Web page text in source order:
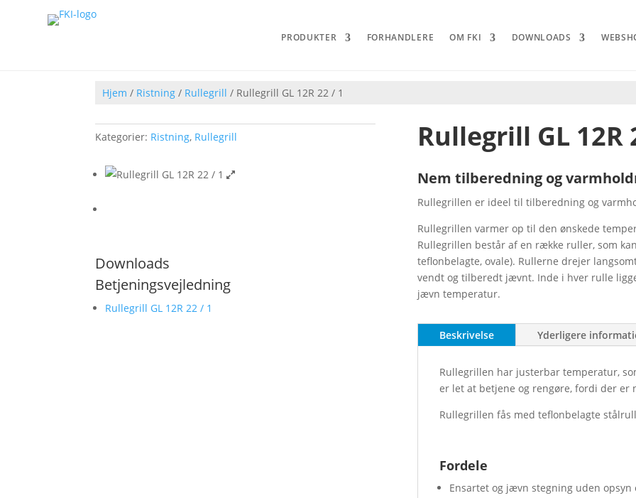
PRODUKTER FORHANDLERE OM FKI DOWNLOADS
Hjem / Ristning / Rullegrill / Rullegrill GL 12R 22 / 1
Kategorier: Ristning, Rullegrill
Downloads
Betjeningsvejledning
Rullegrill GL 12R 22 / 1
Rullegrill GL 12R
Nem tilberedning og
Rullegrillen er ideel til tilberedning og
Rullegrillen varmer op til den ønskede
Rullegrillen består af en række ruller, som
teflonbelagte, ovale). Rullerne drejer
vendt og tilberedt jævnt. Inde i hver rulle
jævn temperatur.
Beskrivelse Yderligere
Rullegrillen har justerbar temperatur,
er let at betjene og rengøre, fordi der er
Rullegrillen fås med teflonbelagte
Fordele
Ensartet og jævn stegning uden opsyn